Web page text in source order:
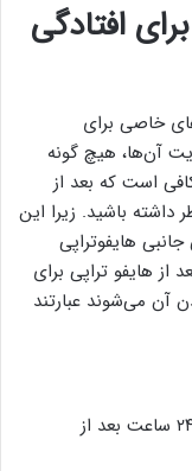
افتادگی
خاصی برای
آن‌ها، هیچ گونه
است که بعد از
داشته باشید. زیرا این
هایفوتراپی
از هایفو تراپی برای
آن می‌شوند عبارتند
مرطوب و خیس نکردن ناحیه درمان تا ۲۴ ساعت بعد از